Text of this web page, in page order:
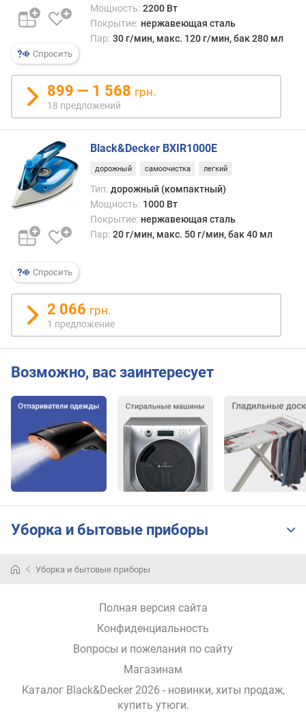
и
п
р
а
г
н
)
м
щ
н
с
т
ь
п
а
р
в
г
о
д
р
/
м
н
Спросить
Мощность: 2200 Вт
Покрытие: нержавеющая сталь
Пар: 30 г/мин, макс. 120 г/мин, бак 280 мл
899 — 1 568 грн.
18 предложений
Спросить
Black&Decker BXIR1000E
дорожный самоочистка легкий
Тип: дорожный (компактный)
Мощность: 1000 Вт
Покрытие: нержавеющая сталь
Пар: 20 г/мин, макс. 50 г/мин, бак 40 мл
2 066 грн.
1 предложение
Возможно, вас заинтересует
Уборка и бытовые приборы
Уборка и бытовые приборы
Полная версия сайта
Конфиденциальность
Вопросы и пожелания по сайту
Магазинам
Каталог Black&Decker 2026 - новинки, хиты продаж,
купить утюги.